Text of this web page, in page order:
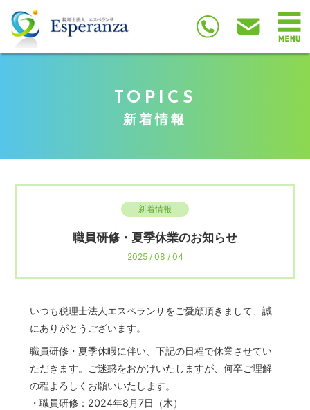
TOPICS
新着情報
新着情報
職員研修・夏季休業のお知らせ
2025 / 08 / 04
いつも税理士法人エスペランサをご愛顧頂きまして、誠
にありがとうございます。
職員研修・夏季休暇に伴い、下記の日程で休業させてい
ただきます。ご迷惑をおかけいたしますが、何卒ご理解
の程よろしくお願いいたします。
・職員研修：2024年8月7日（木）